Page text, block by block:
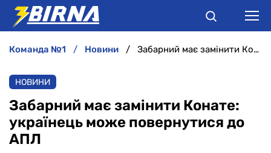
АНАЛІТИКА
ІНТЕРВ'Ю
команда №1 новини Забарний має замінити Конате: українець може повернутися до АПЛ
НОВИНИ
Забарний має замінити Конате:
українець може повернутися до
АПЛ